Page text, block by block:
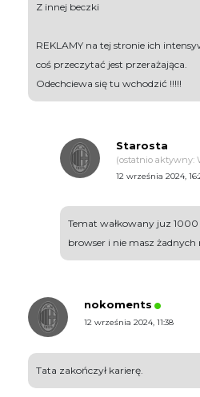
Z innej beczki
REKLAMY na tej stronie ich
coś przeczytać jest przerażająca.
Odechciewa się tu wchodzić !!!!!
Starosta
(ostatnio aktywny:
12 września 2024,
Temat wałkowany juz
browser i nie masz żadnych
nokoments
12 września 2024, 11:38
Tata zakończył karierę.